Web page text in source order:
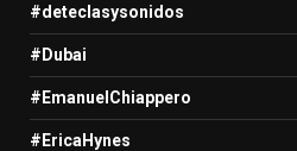
#deteclasysonidos
#Dubai
#EmanuelChiappero
#EricaHynes